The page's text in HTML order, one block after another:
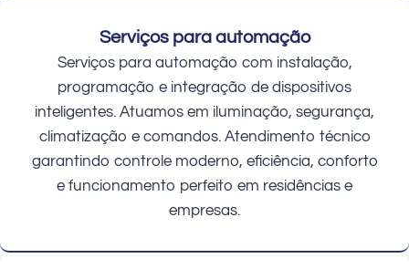
Serviços para automação
Serviços para automação com instalação,
programação e integração de dispositivos
inteligentes. Atuamos em iluminação, segurança,
climatização e comandos. Atendimento técnico
garantindo controle moderno, eficiência, conforto
e funcionamento perfeito em residências e
empresas.